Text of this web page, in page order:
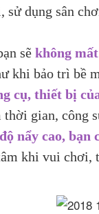
dụng sân
sẽ không
khi bảo trì bề
cụ, thiết bị
gian,
nẩy cao, bạn
khi vui